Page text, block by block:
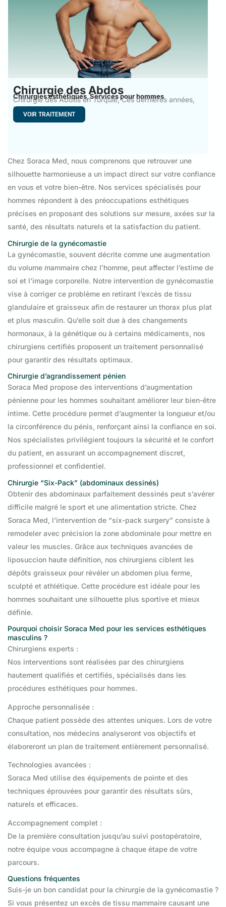
Chirurgie des Abdos
Chirurgies esthétiques,Services pour hommes
Chirurgie des Abdos en Turquie, Ces dernières années,
Istanbul et
VOIR TRAITEMENT
Chez Soraca Med, nous comprenons que retrouver une
silhouette harmonieuse a un impact direct sur votre confiance
en vous et votre bien-être. Nos services spécialisés pour
hommes répondent à des préoccupations esthétiques
précises en proposant des solutions sur mesure, axées sur la
santé, des résultats naturels et la satisfaction du patient.
Chirurgie de la gynécomastie
La gynécomastie, souvent décrite comme une augmentation
du volume mammaire chez l’homme, peut affecter l’estime de
soi et l’image corporelle. Notre intervention de gynécomastie
vise à corriger ce problème en retirant l’excès de tissu
glandulaire et graisseux afin de restaurer un thorax plus plat
et plus masculin. Qu’elle soit due à des changements
hormonaux, à la génétique ou à certains médicaments, nos
chirurgiens certifiés proposent un traitement personnalisé
pour garantir des résultats optimaux.
Chirurgie d’agrandissement pénien
Soraca Med propose des interventions d’augmentation
pénienne pour les hommes souhaitant améliorer leur bien-être
intime. Cette procédure permet d’augmenter la longueur et/ou
la circonférence du pénis, renforçant ainsi la confiance en soi.
Nos spécialistes privilégient toujours la sécurité et le confort
du patient, en assurant un accompagnement discret,
professionnel et confidentiel.
Chirurgie “Six-Pack” (abdominaux dessinés)
Obtenir des abdominaux parfaitement dessinés peut s’avérer
difficile malgré le sport et une alimentation stricte. Chez
Soraca Med, l’intervention de “six-pack surgery” consiste à
remodeler avec précision la zone abdominale pour mettre en
valeur les muscles. Grâce aux techniques avancées de
liposuccion haute définition, nos chirurgiens ciblent les
dépôts graisseux pour révéler un abdomen plus ferme,
sculpté et athlétique. Cette procédure est idéale pour les
hommes souhaitant une silhouette plus sportive et mieux
définie.
Pourquoi choisir Soraca Med pour les services esthétiques
masculins ?
Chirurgiens experts :
Nos interventions sont réalisées par des chirurgiens
hautement qualifiés et certifiés, spécialisés dans les
procédures esthétiques pour hommes.
Approche personnalisée :
Chaque patient possède des attentes uniques. Lors de votre
consultation, nos médecins analyseront vos objectifs et
élaboreront un plan de traitement entièrement personnalisé.
Technologies avancées :
Soraca Med utilise des équipements de pointe et des
techniques éprouvées pour garantir des résultats sûrs,
naturels et efficaces.
Accompagnement complet :
De la première consultation jusqu’au suivi postopératoire,
notre équipe vous accompagne à chaque étape de votre
parcours.
Questions fréquentes
Suis-je un bon candidat pour la chirurgie de la gynécomastie ?
Si vous présentez un excès de tissu mammaire causant une